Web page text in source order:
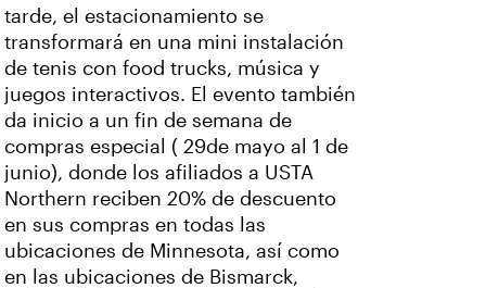
tarde, el estacionamiento se
transformará en una mini instalación
de tenis con food trucks, música y
juegos interactivos. El evento también
da inicio a un fin de semana de
compras especial ( 29de mayo al 1 de
junio), donde los afiliados a USTA
Northern reciben 20% de descuento
en sus compras en todas las
ubicaciones de Minnesota, así como
en las ubicaciones de Bismarck,